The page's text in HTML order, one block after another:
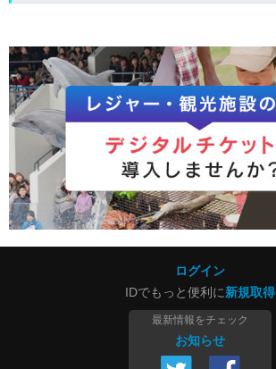
ログイン
IDでもっと便利に新規取得
最新情報をチェック
お知らせ